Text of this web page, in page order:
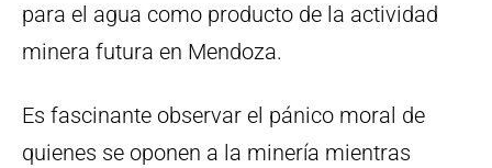
para el agua como producto de la actividad
minera futura en Mendoza.
Es fascinante observar el pánico moral de
quienes se oponen a la minería mientras